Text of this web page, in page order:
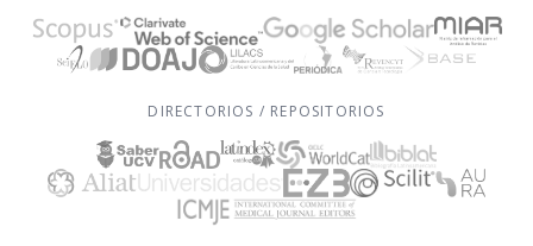
DIRECTORIOS / REPOSITORIOS